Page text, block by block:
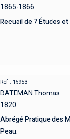
1865-1866
Recueil de 7 Études
Réf : 15953
BATEMAN Thomas
1820
Abrégé Pratique des
Peau.